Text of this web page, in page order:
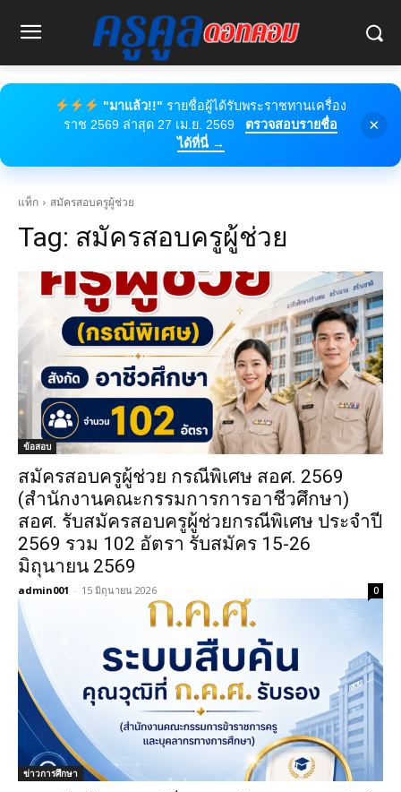
"มาแล้ว!!" รายชื่อผู้ได้รับพระราชทานเครื่อง
ราช 2569 ล่าสุด 27 เม.ย. 2569
ตรวจสอบรายชื่อ
ได้ที่นี่ →
×
แท็ก สมัครสอบครูผู้ช่วย
Tag: สมัครสอบครูผู้ช่วย
ข้อสอบ
สมัครสอบครูผู้ช่วย กรณีพิเศษ สอศ. 2569
(สำนักงานคณะกรรมการการอาชีวศึกษา)
สอศ. รับสมัครสอบครูผู้ช่วยกรณีพิเศษ ประจำปี
2569 รวม 102 อัตรา รับสมัคร 15-26
มิถุนายน 2569
admin001 - 15 มิถุนายน 2026 0
ข่าวการศึกษา